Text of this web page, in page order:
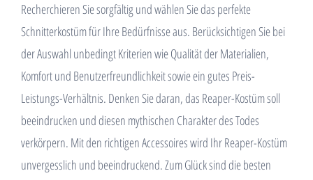
Recherchieren Sie sorgfältig und wählen Sie das perfekte
Schnitterkostüm für Ihre Bedürfnisse aus. Berücksichtigen Sie bei
der Auswahl unbedingt Kriterien wie Qualität der Materialien,
Komfort und Benutzerfreundlichkeit sowie ein gutes Preis-
Leistungs-Verhältnis. Denken Sie daran, das Reaper-Kostüm soll
beeindrucken und diesen mythischen Charakter des Todes
verkörpern. Mit den richtigen Accessoires wird Ihr Reaper-Kostüm
unvergesslich und beeindruckend. Zum Glück sind die besten